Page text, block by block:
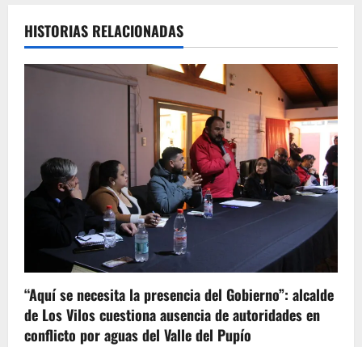
HISTORIAS RELACIONADAS
“Aquí se necesita la presencia del Gobierno”: alcalde
de Los Vilos cuestiona ausencia de autoridades en
conflicto por aguas del Valle del Pupío